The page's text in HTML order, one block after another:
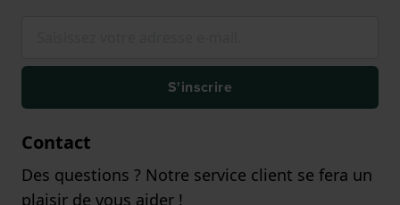
S'inscrire
Contact
Des questions ? Notre service client se fera un
plaisir de vous aider !